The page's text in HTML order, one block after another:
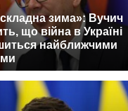
зима»: Вучич
що війна в Україні
найближчими